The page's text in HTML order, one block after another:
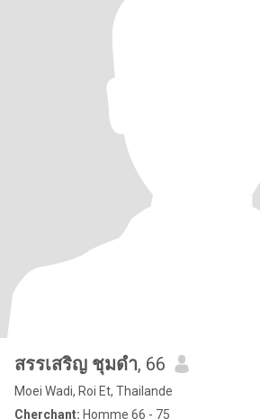
สรรเสริญ ชุมดำ, 66
Moei Wadi, Roi Et, Thailande
Cherchant: Homme 66 - 75